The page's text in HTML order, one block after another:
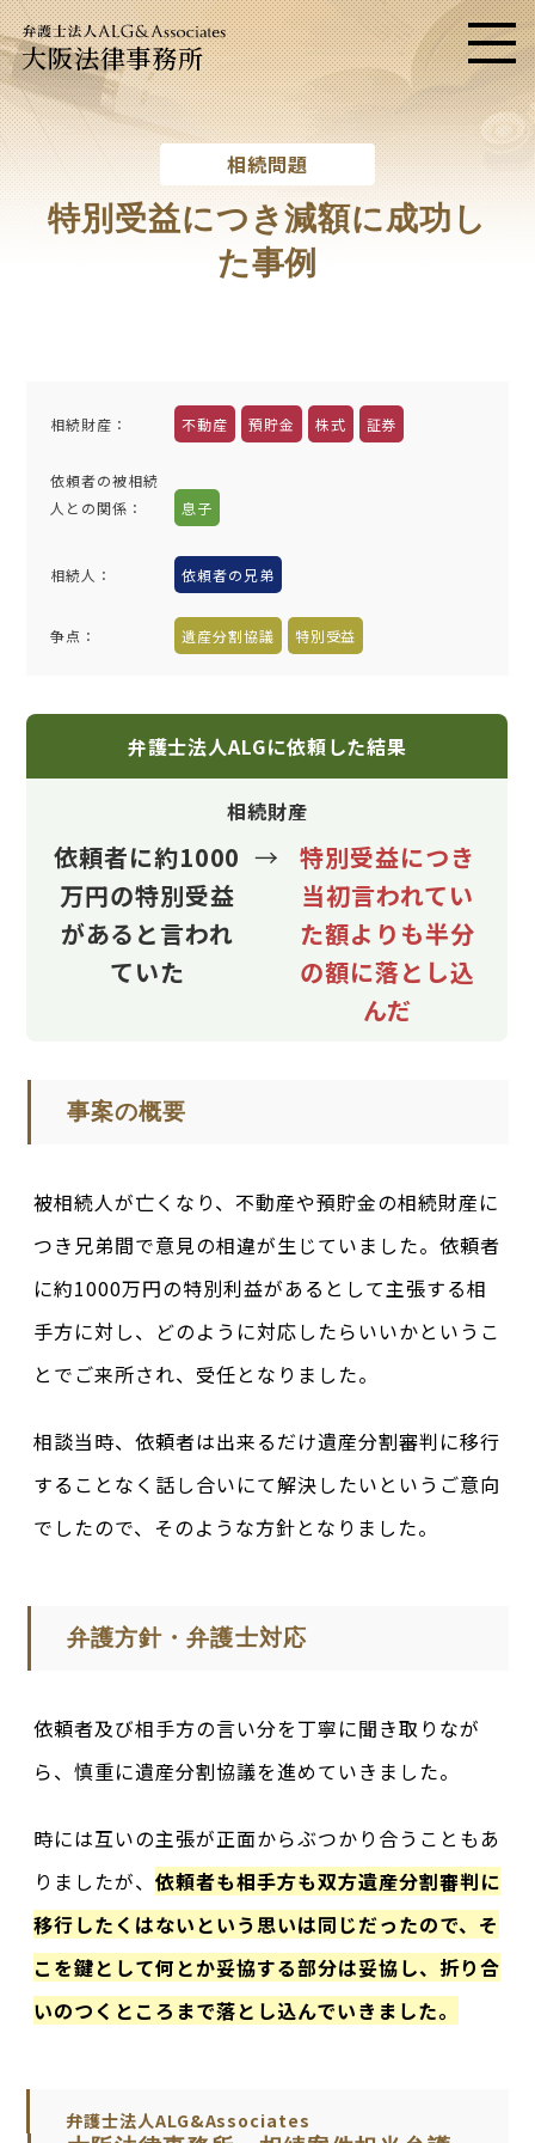
大阪法律事務所 メニ
相続問題
特別受益につき減額に成功し
た事例
相続財産： 不動産 預貯金 株式 証券
依頼者の被相続
人との関係：
息子
相続人： 依頼者の兄弟
争点： 遺産分割協議 特別受益
弁護士法人ALGに依頼した結果
相続財産
依頼者に約1000
万円の特別受益
があると言われ
ていた
→
特別受益につき
当初言われてい
た額よりも半分
の額に落とし込
んだ
事案の概要
被相続人が亡くなり、不動産や預貯金の相続財産に
つき兄弟間で意見の相違が生じていました。依頼者
に約1000万円の特別利益があるとして主張する相
手方に対し、どのように対応したらいいかというこ
とでご来所され、受任となりました。
相談当時、依頼者は出来るだけ遺産分割審判に移行
することなく話し合いにて解決したいというご意向
でしたので、そのような方針となりました。
弁護方針・弁護士対応
依頼者及び相手方の言い分を丁寧に聞き取りなが
ら、慎重に遺産分割協議を進めていきました。
時には互いの主張が正面からぶつかり合うこともあ
りましたが、依頼者も相手方も双方遺産分割審判に
移行したくはないという思いは同じだったので、そ
こを鍵として何とか妥協する部分は妥協し、折り合
いのつくところまで落とし込んでいきました。
弁護士法人ALG&Associates